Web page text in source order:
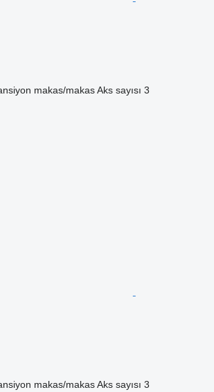
makas/makas Aks sayısı 3
makas/makas Aks sayısı 3